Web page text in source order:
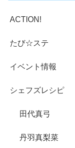
ACTION!
たび☆ステ
イベント情報
シェフズレシピ
田代真弓
丹羽真梨菜